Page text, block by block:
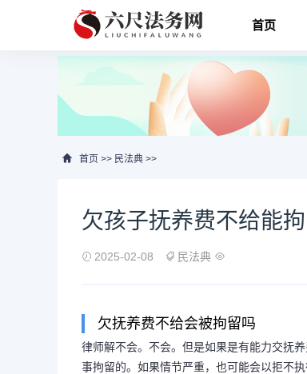
首页
首页 >> 民法典 >>
欠孩子抚养费不给能
2025-02-08 民法典
欠抚养费不给会被拘留吗
律师解不会。不会。但是如果是有能力交抚
事拘留的。如果情节严重，也可能会以拒不